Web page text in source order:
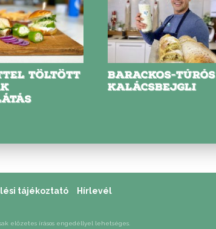
TÖLTÖTT
BARACKOS-TÚRÓS
KALÁCSBEJGLI
tájékoztató Hírlevél
előzetes írásos engedéllyel lehetséges.